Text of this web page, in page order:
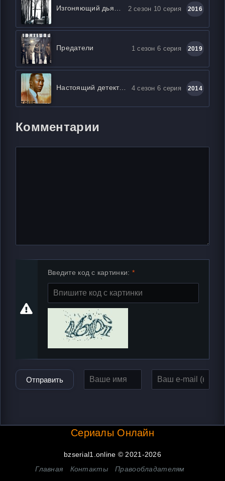
2 сезон 10 серия 2016
Предатели 1 сезон 6 серия 2019
Настоящий детектив 4 сезон 6 серия 2014
Комментарии
Введите код с картинки:
Отправить
Сериалы Онлайн
bzserial1.online © 2021-2026
Главная
Контакты Правообладателям